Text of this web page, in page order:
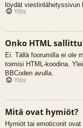
löydät viestinlähetyssivun
Ylös
Onko HTML
Ei. Tällä foorumilla ei ole
toimisi HTML-koodina.
BBCoden avulla.
Ylös
Mitä ovat hymiöt?
Hymiöt tai emoticonit